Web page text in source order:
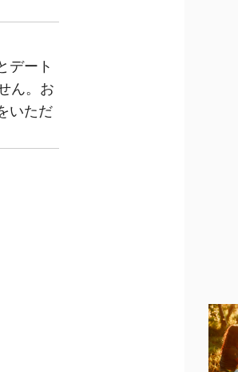
デート
ん。お
いただ